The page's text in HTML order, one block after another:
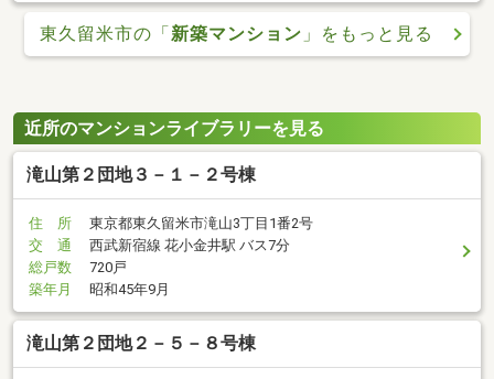
東久留米市の「新築マンション 」をもっと見る
近所のマンションライブラリーを見る
滝山第２団地３－１－２号棟
住 所
東京都東久留米市滝山3丁目1番2号
交 通
西武新宿線 花小金井駅 バス7分
総戸数
720戸
築年月
昭和45年9月
滝山第２団地２－５－８号棟